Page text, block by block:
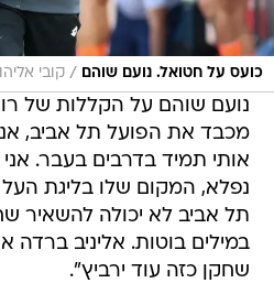
כועס על חטואל. נועם שוהם / קובי אליהו
נועם שוהם על הקללות של
מכבד את הפועל תל אביב,
אותי תמיד בדרבים בעבר.
נפלא, המקום שלו בליגת
תל אביב לא יכולה להשאיר
במילים בוטות. אליניב
שחקן כזה עוד ירביץ".